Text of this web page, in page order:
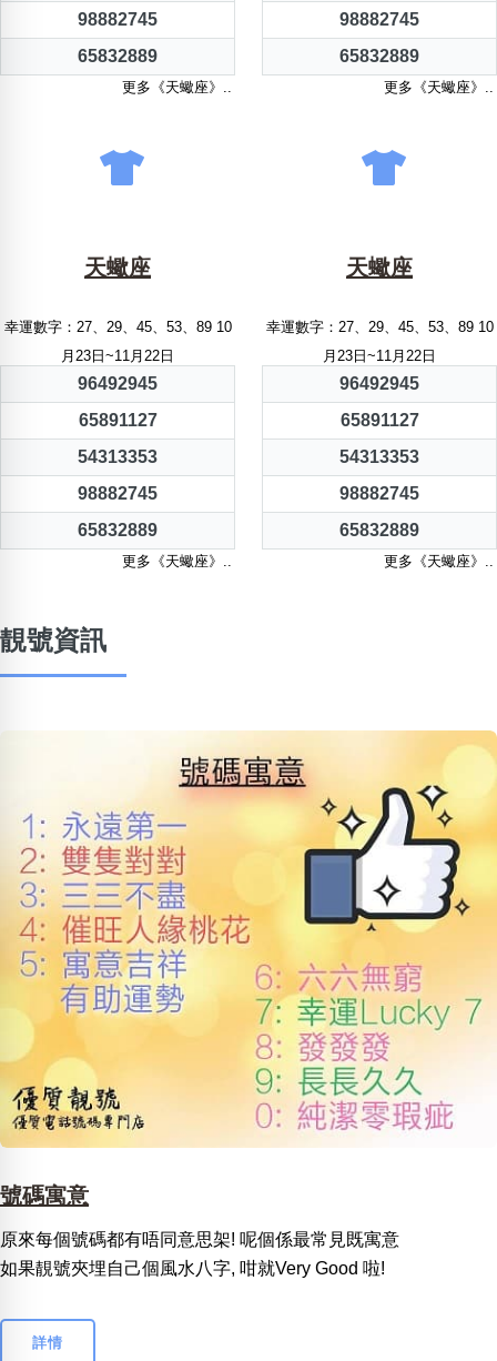
98882745
65832889
更多《天蠍座》..
98882745
65832889
更多《天蠍座》..
天蠍座
幸運數字：27、29、45、53、89 10
月23日~11月22日
96492945
65891127
54313353
98882745
65832889
更多《天蠍座》..
天蠍座
幸運數字：27、29、45、53、89 10
月23日~11月22日
96492945
65891127
54313353
98882745
65832889
更多《天蠍座》..
靚號資訊
號碼寓意
原來每個號碼都有唔同意思架! 呢個係最常見既寓意
如果靚號夾埋自己個風水八字, 咁就Very Good 啦!
詳情